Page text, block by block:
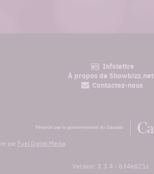
Infolettre
À propos de Showbizz.net
Contactez-nous
par
gouvernement
par Fuel Digital Media
Version: 3.3.4 - 634e821c